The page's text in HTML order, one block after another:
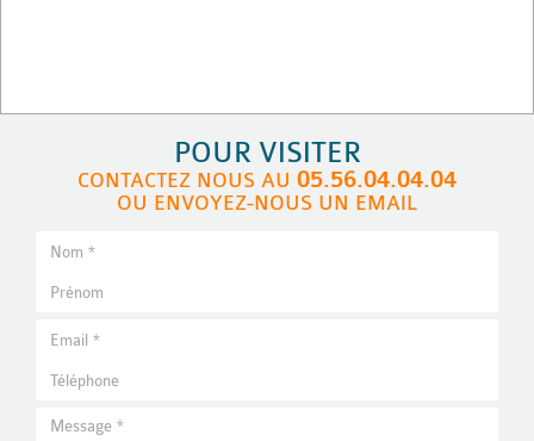
POUR VISITER
CONTACTEZ NOUS AU 05.56.04.04.04
OU ENVOYEZ-NOUS UN EMAIL